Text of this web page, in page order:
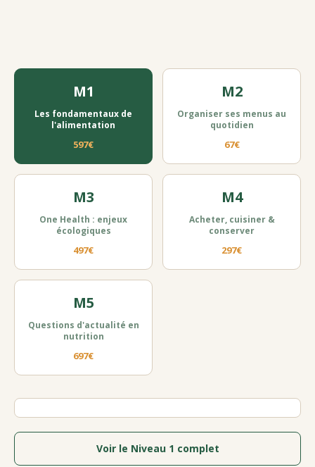
M1
Les fondamentaux de
l'alimentation
597€
M2
Organiser ses menus au
quotidien
67€
M3
One Health : enjeux
écologiques
497€
M4
Acheter, cuisiner &
conserver
297€
M5
Questions d'actualité en
nutrition
697€
Voir le Niveau 1 complet